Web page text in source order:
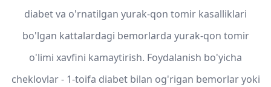
diabet va o'rnatilgan yurak-qon tomir kasalliklari
bo'lgan kattalardagi bemorlarda yurak-qon tomir
o'limi xavfini kamaytirish. Foydalanish bo'yicha
cheklovlar - 1-toifa diabet bilan og'rigan bemorlar yoki